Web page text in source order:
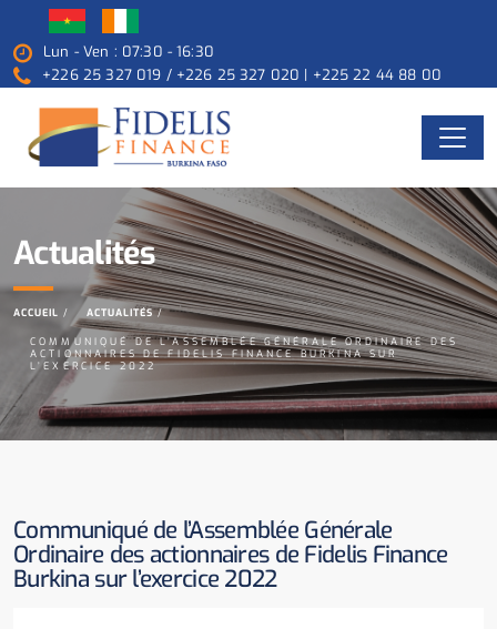
Lun - Ven : 07:30 - 16:30
+226 25 327 019 / +226 25 327 020 | +225 22 44 88 00
Actualités
ACCUEIL ACTUALITÉS
COMMUNIQUÉ DE L’ASSEMBLÉE GÉNÉRALE ORDINAIRE DES
ACTIONNAIRES DE FIDELIS FINANCE BURKINA SUR
L’EXERCICE 2022
Communiqué de l’Assemblée Générale
Ordinaire des actionnaires de Fidelis Finance
Burkina sur l’exercice 2022